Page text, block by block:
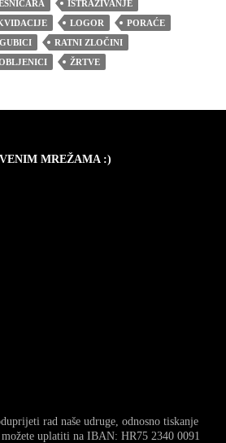
ISTRAŽIVANJE
LOGOR
PORAĆE
RATNI ZLOČINI
ŽRTVE
MREŽAMA :)
rad naše udruge, odnosno tiskanje
uplatiti na IBAN: HR75 2340 0091